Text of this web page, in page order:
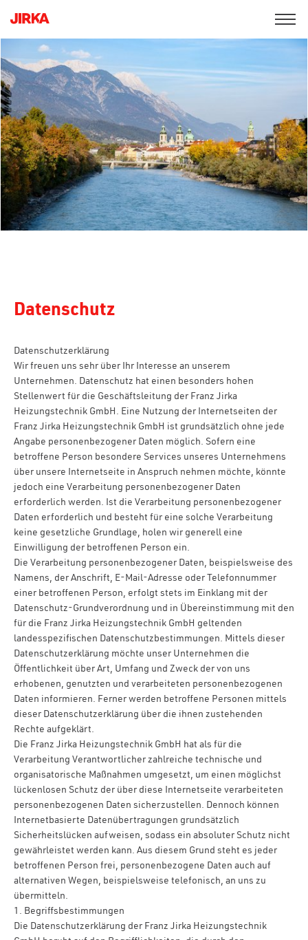
Datenschutz
Datenschutzerklärung
Wir freuen uns sehr über Ihr Interesse an unserem
Unternehmen. Datenschutz hat einen besonders hohen
Stellenwert für die Geschäftsleitung der Franz Jirka
Heizungstechnik GmbH. Eine Nutzung der Internetseiten der
Franz Jirka Heizungstechnik GmbH ist grundsätzlich ohne jede
Angabe personenbezogener Daten möglich. Sofern eine
betroffene Person besondere Services unseres Unternehmens
über unsere Internetseite in Anspruch nehmen möchte, könnte
jedoch eine Verarbeitung personenbezogener Daten
erforderlich werden. Ist die Verarbeitung personenbezogener
Daten erforderlich und besteht für eine solche Verarbeitung
keine gesetzliche Grundlage, holen wir generell eine
Einwilligung der betroffenen Person ein.
Die Verarbeitung personenbezogener Daten, beispielsweise des
Namens, der Anschrift, E-Mail-Adresse oder Telefonnummer
einer betroffenen Person, erfolgt stets im Einklang mit der
Datenschutz-Grundverordnung und in Übereinstimmung mit den
für die Franz Jirka Heizungstechnik GmbH geltenden
landesspezifischen Datenschutzbestimmungen. Mittels dieser
Datenschutzerklärung möchte unser Unternehmen die
Öffentlichkeit über Art, Umfang und Zweck der von uns
erhobenen, genutzten und verarbeiteten personenbezogenen
Daten informieren. Ferner werden betroffene Personen mittels
dieser Datenschutzerklärung über die ihnen zustehenden
Rechte aufgeklärt.
Die Franz Jirka Heizungstechnik GmbH hat als für die
Verarbeitung Verantwortlicher zahlreiche technische und
organisatorische Maßnahmen umgesetzt, um einen möglichst
lückenlosen Schutz der über diese Internetseite verarbeiteten
personenbezogenen Daten sicherzustellen. Dennoch können
Internetbasierte Datenübertragungen grundsätzlich
Sicherheitslücken aufweisen, sodass ein absoluter Schutz nicht
gewährleistet werden kann. Aus diesem Grund steht es jeder
betroffenen Person frei, personenbezogene Daten auch auf
alternativen Wegen, beispielsweise telefonisch, an uns zu
übermitteln.
1. Begriffsbestimmungen
Die Datenschutzerklärung der Franz Jirka Heizungstechnik